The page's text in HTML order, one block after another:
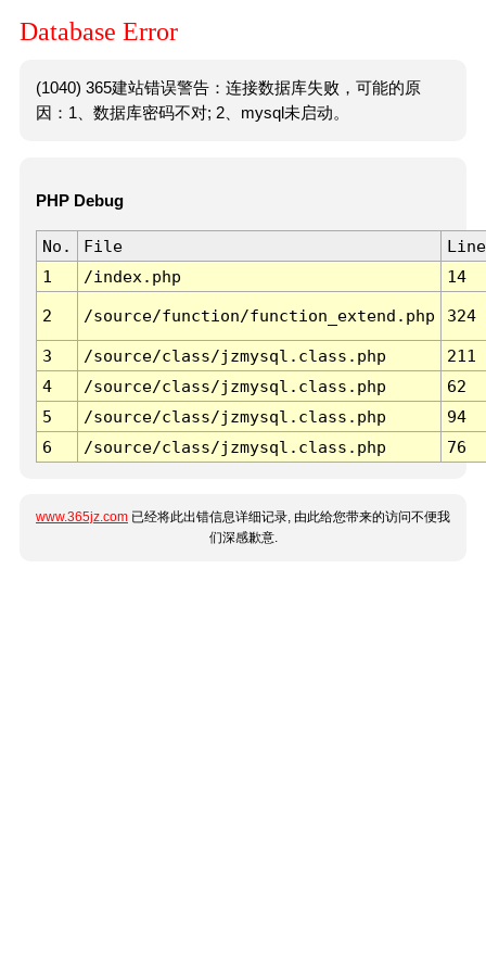
Database Error
(1040) 365建站错误警告：连接数据库失败，可能的原
因：1、数据库密码不对; 2、mysql未启动。
PHP Debug
No. File
Line
1
/index.php 14
2 /source/function/function_extend.php 324
3 /source/class/jzmysql.class.php
211
4
/source/class/jzmysql.class.php
62
5
/source/class/jzmysql.class.php
94
6
/source/class/jzmysql.class.php 76
www.365jz.com 已经将此出错信息详细记录, 由此给您带来的访问不便我
们深感歉意.